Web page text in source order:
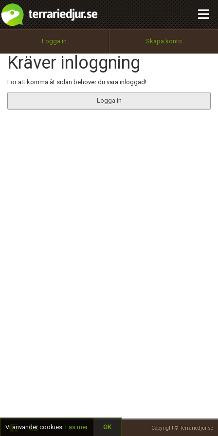
Logga in Skapa konto
Kräver inloggning
För att komma åt sidan behöver du vara inloggad!
Logga in
Copyright © Terrariedjur.se
Utför
100%
OK
integritetspolicy
Namn:
Epost:
Begär nytt lösenord
Tillbaka till förstasidan
Vi använder cookies. Läs mer OK